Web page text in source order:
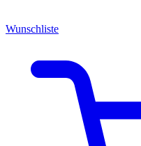
Wunschliste